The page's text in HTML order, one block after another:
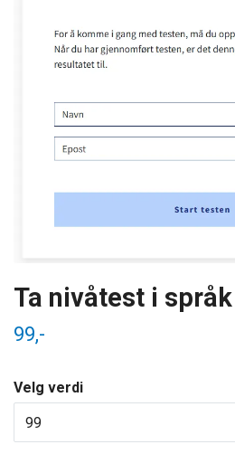
Ta nivåtest i språk
99,-
Velg verdi
99